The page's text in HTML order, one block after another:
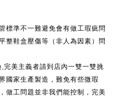
標準不一難避免會有做工瑕疵問
整鞋盒壓傷等（非人為因素）問
美主義者請到店內一雙一雙挑
國家生產製造，難免有些微瑕
做工問題並非我們能控制，完美